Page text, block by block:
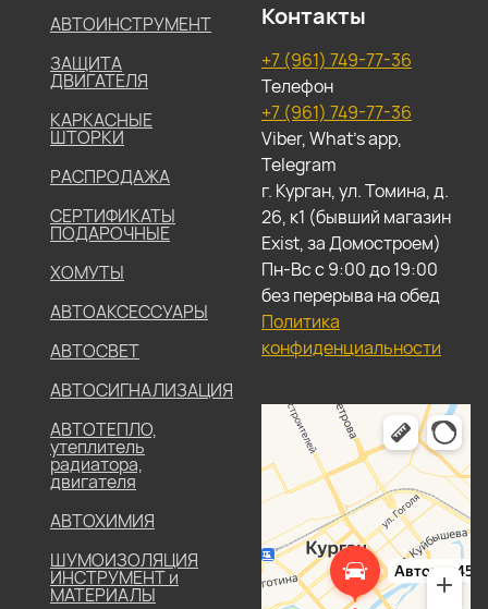
АВТОИНСТРУМЕНТ
ЗАЩИТА
ДВИГАТЕЛЯ
КАРКАСНЫЕ
ШТОРКИ
РАСПРОДАЖА
СЕРТИФИКАТЫ
ПОДАРОЧНЫЕ
ХОМУТЫ
АВТОАКСЕССУАРЫ
АВТОСВЕТ
АВТОСИГНАЛИЗАЦИЯ
АВТОТЕПЛО,
утеплитель
радиатора,
двигателя
АВТОХИМИЯ
ШУМОИЗОЛЯЦИЯ
ИНСТРУМЕНТ и
МАТЕРИАЛЫ
Контакты
+7 (961) 749-77-36
Телефон
+7 (961) 749-77-36
Viber, What's app,
Telegram
г. Курган, ул. Томина, д.
26, к1 (бывший магазин
Exist, за Домостроем)
Пн-Вс с 9:00 до 19:00
без перерыва на обед
Политика
конфиденциальности